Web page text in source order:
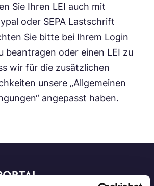
Sie Ihren LEI auch mit
oder SEPA Lastschrift
Sie bitte bei Ihrem Login
beantragen oder einen LEI zu
wir für die zusätzlichen
unsere „Allgemeinen
angepasst haben.